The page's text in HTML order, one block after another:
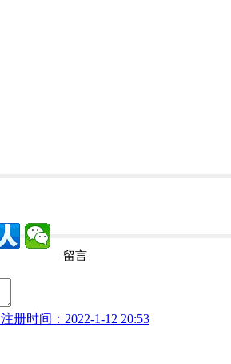
留言
注册时间：2022-1-12 20:53